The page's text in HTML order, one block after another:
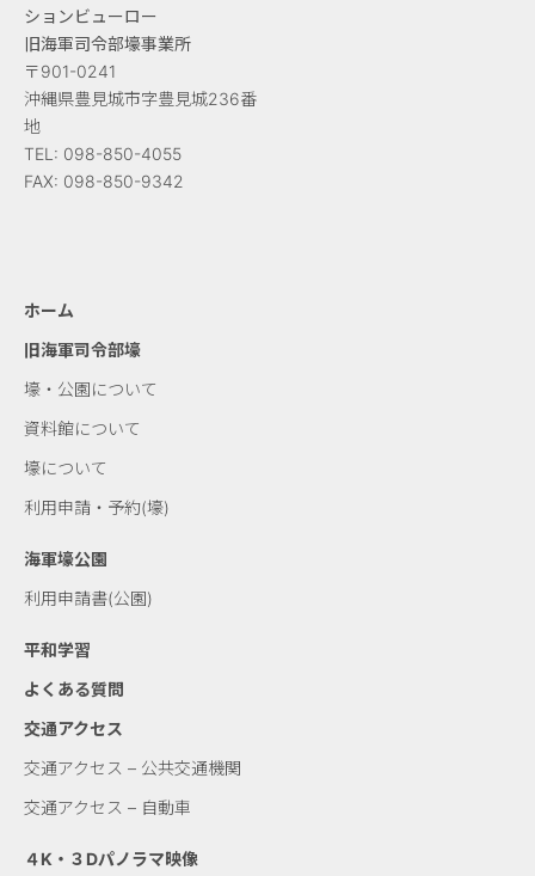
ションビューロー
旧海軍司令部壕事業所
〒901-0241
沖縄県豊見城市字豊見城236番
地
TEL: 098-850-4055
FAX: 098-850-9342
ホーム
旧海軍司令部壕
壕・公園について
資料館について
壕について
利用申請・予約(壕)
海軍壕公園
利用申請書(公園)
平和学習
よくある質問
交通アクセス
交通アクセス – 公共交通機関
交通アクセス – 自動車
４K・３Dパノラマ映像